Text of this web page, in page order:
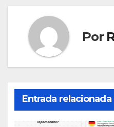
Por
Entrada relacionada